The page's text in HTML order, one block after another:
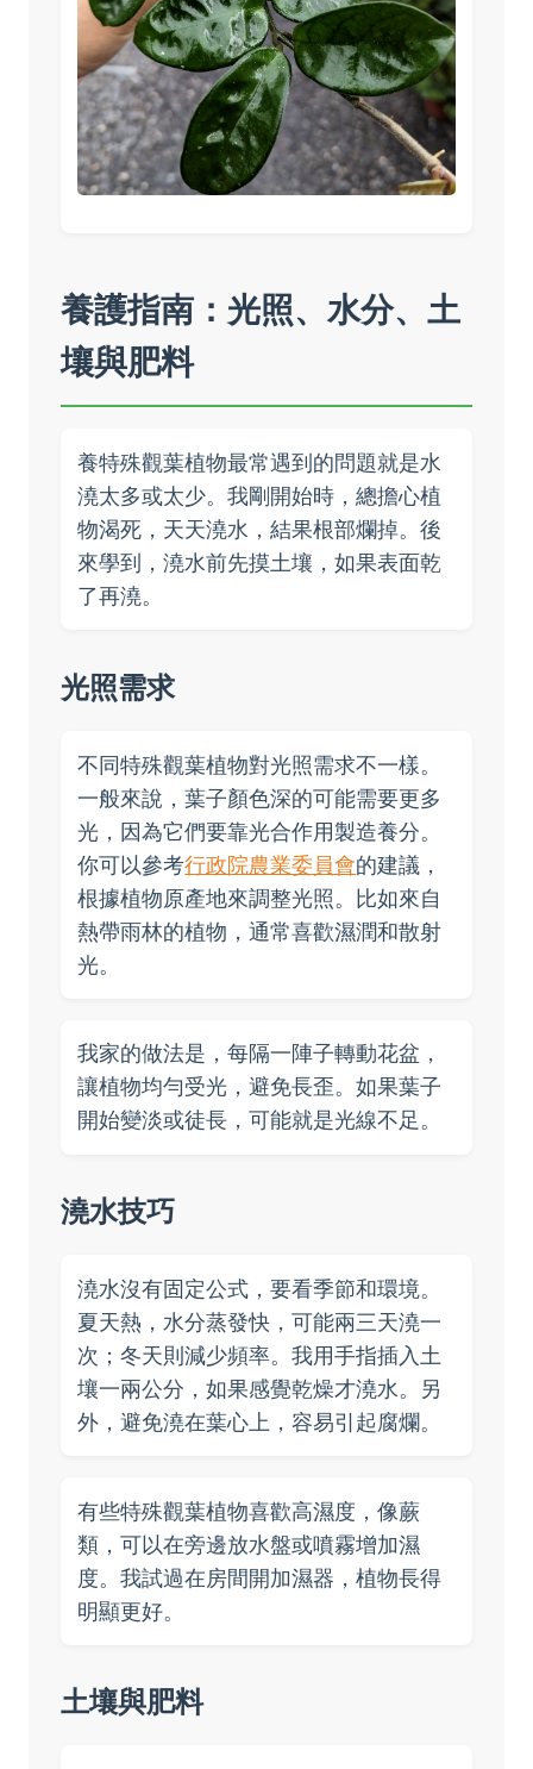
養護指南：光照、水分、土
壤與肥料
養特殊觀葉植物最常遇到的問題就是水
澆太多或太少。我剛開始時，總擔心植
物渴死，天天澆水，結果根部爛掉。後
來學到，澆水前先摸土壤，如果表面乾
了再澆。
光照需求
不同特殊觀葉植物對光照需求不一樣。
一般來說，葉子顏色深的可能需要更多
光，因為它們要靠光合作用製造養分。
你可以參考行政院農業委員會的建議，
根據植物原產地來調整光照。比如來自
熱帶雨林的植物，通常喜歡濕潤和散射
光。
我家的做法是，每隔一陣子轉動花盆，
讓植物均勻受光，避免長歪。如果葉子
開始變淡或徒長，可能就是光線不足。
澆水技巧
澆水沒有固定公式，要看季節和環境。
夏天熱，水分蒸發快，可能兩三天澆一
次；冬天則減少頻率。我用手指插入土
壤一兩公分，如果感覺乾燥才澆水。另
外，避免澆在葉心上，容易引起腐爛。
有些特殊觀葉植物喜歡高濕度，像蕨
類，可以在旁邊放水盤或噴霧增加濕
度。我試過在房間開加濕器，植物長得
明顯更好。
土壤與肥料